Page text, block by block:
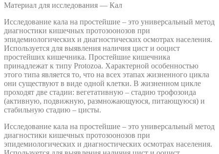
Материал для исследования — Кал
Исследование кала на простейшие – это универсальный метод
диагностики кишечных протозоонозов при
эпидемиологических и диагностических осмотрах населения.
Используется для выявления наличия цист и ооцист
простейших кишечника. Простейшие кишечника
принадлежат к типу Protozoa. Характерной особенностью
этого типа является то, что на всех этапах жизненного цикла
они существуют в виде одной клетки. В жизненном цикле
проходят две стадии: вегетативную – стадию трофозоида
(активную, подвижную, размножающуюся, питающуюся) и
стабильную стадию – цисты.
Исследование кала на простейшие – это универсальный метод
диагностики кишечных протозоонозов при
эпидемиологических и диагностических осмотрах населения.